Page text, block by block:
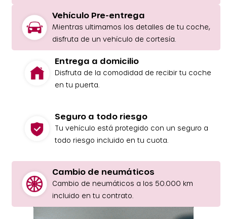
Vehículo Pre-entrega
Mientras ultimamos los detalles de tu coche,
disfruta de un vehículo de cortesía.
Entrega a domicilio
Disfruta de la comodidad de recibir tu coche
en tu puerta.
Seguro a todo riesgo
Tu vehículo está protegido con un seguro a
todo riesgo incluido en tu cuota.
Cambio de neumáticos
Cambio de neumáticos a los 50.000 km
incluido en tu contrato.